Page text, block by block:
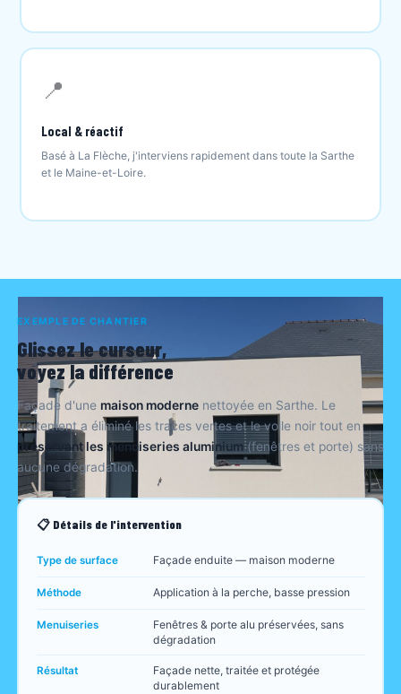
📍
Local & réactif
Basé à La Flèche, j'interviens rapidement dans toute la Sarthe
et le Maine-et-Loire.
EXEMPLE DE CHANTIER
Glissez le curseur,
voyez la différence
Façade d'une maison moderne nettoyée en Sarthe. Le
traitement a éliminé les traces vertes et le voile noir tout en
préservant les menuiseries aluminium(fenêtres et porte) sans
aucune dégradation.
📋 Détails de l'intervention
Type de surface Façade enduite — maison moderne
Méthode Application à la perche, basse pression
Menuiseries
Fenêtres & porte alu préservées, sans
dégradation
Résultat
Façade nette, traitée et protégée
durablement